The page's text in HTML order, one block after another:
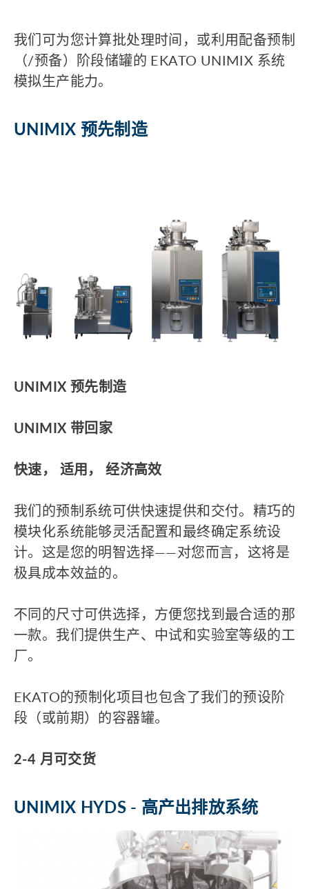
我们可为您计算批处理时间，或利用配备预制
（/预备）阶段储罐的 EKATO UNIMIX 系统
模拟生产能力。
UNIMIX 预先制造
UNIMIX 预先制造
UNIMIX 带回家
快速， 适用， 经济高效
我们的预制系统可供快速提供和交付。精巧的
模块化系统能够灵活配置和最终确定系统设
计。这是您的明智选择——对您而言，这将是
极具成本效益的。
不同的尺寸可供选择，方便您找到最合适的那
一款。我们提供生产、中试和实验室等级的工
厂。
EKATO的预制化项目也包含了我们的预设阶
段（或前期）的容器罐。
2-4 月可交货
UNIMIX HYDS - 高产出排放系统